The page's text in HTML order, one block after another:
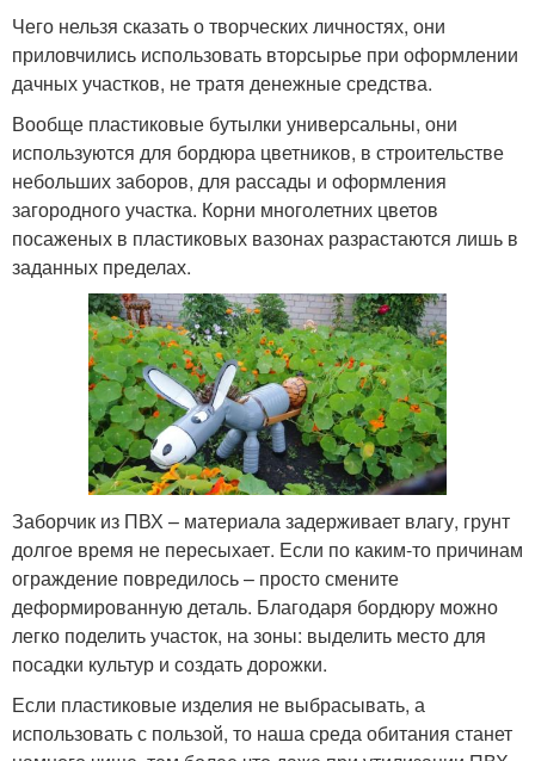
Чего нельзя сказать о творческих личностях, они
приловчились использовать вторсырье при оформлении
дачных участков, не тратя денежные средства.
Вообще пластиковые бутылки универсальны, они
используются для бордюра цветников, в строительстве
небольших заборов, для рассады и оформления
загородного участка. Корни многолетних цветов
посаженых в пластиковых вазонах разрастаются лишь в
заданных пределах.
Заборчик из ПВХ – материала задерживает влагу, грунт
долгое время не пересыхает. Если по каким-то причинам
ограждение повредилось – просто смените
деформированную деталь. Благодаря бордюру можно
легко поделить участок, на зоны: выделить место для
посадки культур и создать дорожки.
Если пластиковые изделия не выбрасывать, а
использовать с пользой, то наша среда обитания станет